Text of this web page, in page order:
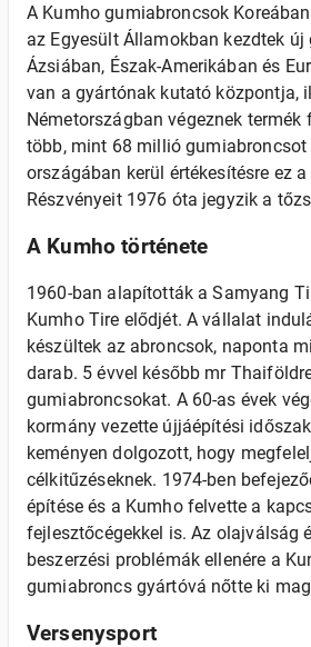
A Kumho gumiabroncsok
az Egyesült Államokban kezdtek új
Ázsiában, Észak-Amerikában és
van a gyártónak kutató központja,
Németországban végeznek termék
több, mint 68 millió gumiabroncsot
országában kerül értékesítésre ez
Részvényeit 1976 óta jegyzik a
A Kumho története
1960-ban alapították a Samyang
Kumho Tire elődjét. A vállalat
készültek az abroncsok, naponta
darab. 5 évvel később mr
gumiabroncsokat. A 60-as évek
kormány vezette újjáépítési
keményen dolgozott, hogy
célkitűzéseknek. 1974-ben
építése és a Kumho felvette a
fejlesztőcégekkel is. Az olajválság
beszerzési problémák ellenére a
gumiabroncs gyártóvá nőtte ki
Versenysport